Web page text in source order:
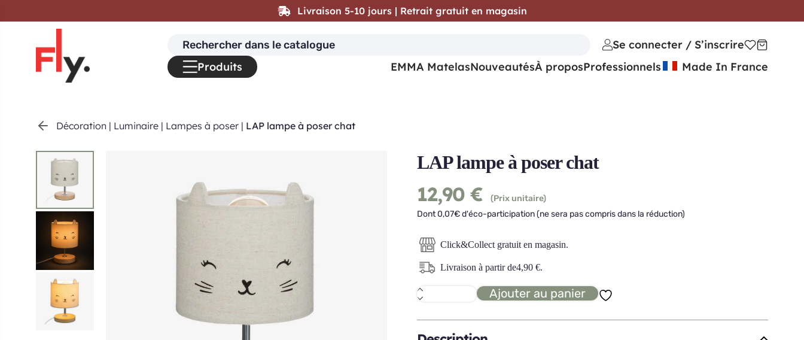
Décoration | Luminaire | Lampes à poser | LAP lampe à poser chat
LAP lampe à poser chat
12,90 €
(Prix unitaire)
Dont 0,07€ d'éco-participation (ne sera pas compris dans la réduction)
Click&Collect gratuit en magasin.
Livraison à partir de4,90 €.
quantité
de
lampe
à
Ajouter au panier
Livraison 5-10 jours | Retrait gratuit en magasin
Search
for:
Se connecter / S’inscrire
Produits
EMMA MatelasNouveautésÀ proposProfessionnels Made In France